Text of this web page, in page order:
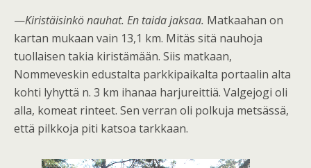
—Kiristäisinkö nauhat. En taida jaksaa. Matkaahan on
kartan mukaan vain 13,1 km. Mitäs sitä nauhoja
tuollaisen takia kiristämään. Siis matkaan,
Nommeveskin edustalta parkkipaikalta portaalin alta
kohti lyhyttä n. 3 km ihanaa harjureittiä. Valgejogi oli
alla, komeat rinteet. Sen verran oli polkuja metsässä,
että pilkkoja piti katsoa tarkkaan.